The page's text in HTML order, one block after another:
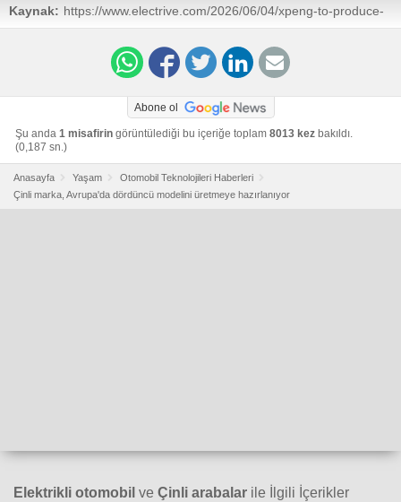
Kaynak: https://www.electrive.com/2026/06/04/xpeng-to-produce-
fourth-model-at-magna-steyr-in-graz/
Abone ol
Şu anda 1 misafirin görüntülediği bu içeriğe toplam 8013 kez bakıldı.
(0,187 sn.)
Anasayfa Yaşam
Otomobil Teknolojileri Haberleri
Çinli marka, Avrupa'da dördüncü modelini üretmeye hazırlanıyor
Elektrikli otomobil ve Çinli arabalar ile İlgili İçerikler